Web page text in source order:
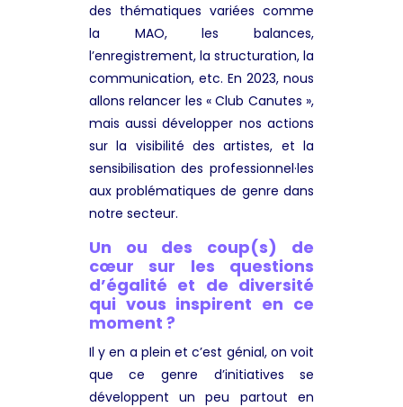
des thématiques variées comme
la MAO, les balances,
l’enregistrement, la structuration, la
communication, etc. En 2023, nous
allons relancer les « Club Canutes »,
mais aussi développer nos actions
sur la visibilité des artistes, et la
sensibilisation des professionnel·les
aux problématiques de genre dans
notre secteur.
Un ou des coup(s) de
cœur sur les questions
d’égalité et de diversité
qui vous inspirent en ce
moment ?
Il y en a plein et c’est génial, on voit
que ce genre d’initiatives se
développent un peu partout en